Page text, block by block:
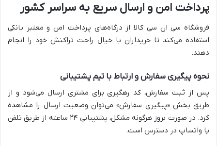
پرداخت امن و ارسال سریع به سراسر کشور
فروشگاه سی ان سی کالا از درگاه‌های پرداخت امن و معتبر بانکی
استفاده می‌کند تا خریداران با خیال راحت تراکنش خود را انجام
دهند.
نحوه پیگیری سفارش و ارتباط با تیم پشتیبانی
پس از ثبت سفارش، کد رهگیری برای مشتری ارسال می‌شود و از
طریق بخش «پیگیری سفارش» می‌توان وضعیت ارسال را مشاهده
کرد. در صورت بروز هرگونه مشکل، پشتیبانی ۲۴ ساعته از طریق تلفن
یا واتساپ در دسترس است.